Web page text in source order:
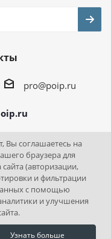
pro@poip.ru
Вы соглашаетесь на
браузера для
(авторизации,
и фильтрации
с помощью
и улучшения
Узнать больше